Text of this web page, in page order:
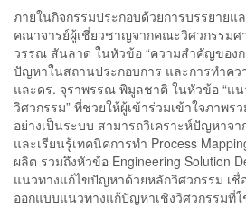
ภายในกิจกรรมประกอบด้วยการบรรยายแ
คณาจารย์ผู้เชี่ยวชาญจากคณะวิศวกรรมศ
วรรณ สันลาด ในหัวข้อ “ความสำคัญของก
ปัญหาในสถานประกอบการ และการทำคว
และดร. จุราพรรณ พิมูลชาติ ในหัวข้อ “แ
วิศวกรรม” ที่ช่วยให้ผู้เข้าร่วมเข้าใจภาพร
อย่างเป็นระบบ สามารถวิเคราะห์ปัญหาจา
และเรียนรู้เทคนิคการทำ Process
ผลิต รวมถึงหัวข้อ Engineering Solution
แนวทางแก้ไขปัญหาด้วยหลักวิศวกรรม เชื่
ออกแบบแนวทางแก้ปัญหาเชิงวิศวกรรมที่ใ